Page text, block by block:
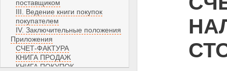
поставщиком
III. Ведение книги покупок
покупателем
IV. Заключительные положения
Приложения
СЧЕТ-ФАКТУРА
КНИГА ПРОДАЖ
КНИГА ПОКУПОК